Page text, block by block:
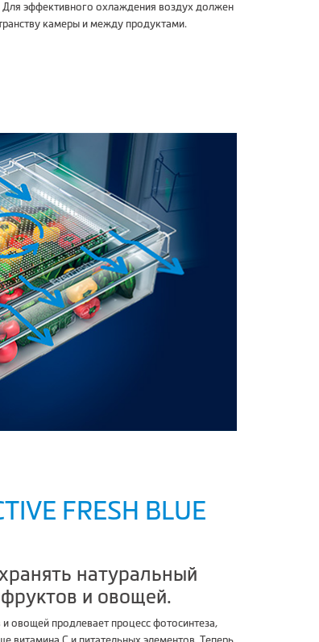
Для эффективного охлаждения воздух должен
камеры и между продуктами.
FRESH BLUE
натуральный
и овощей.
овощей продлевает процесс фотосинтеза,